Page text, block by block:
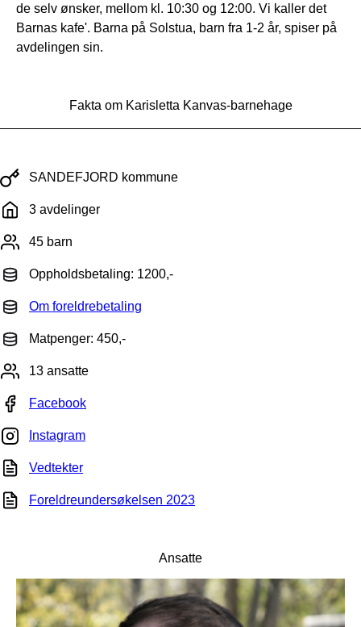
de selv ønsker, mellom kl. 10:30 og 12:00. Vi kaller det
Barnas kafe'. Barna på Solstua, barn fra 1-2 år, spiser på
avdelingen sin.
Fakta om Karisletta Kanvas-barnehage
SANDEFJORD kommune
3 avdelinger
45 barn
Oppholdsbetaling: 1200,-
Om foreldrebetaling
Matpenger: 450,-
13 ansatte
Facebook
Instagram
Vedtekter
Foreldreundersøkelsen 2023
Ansatte